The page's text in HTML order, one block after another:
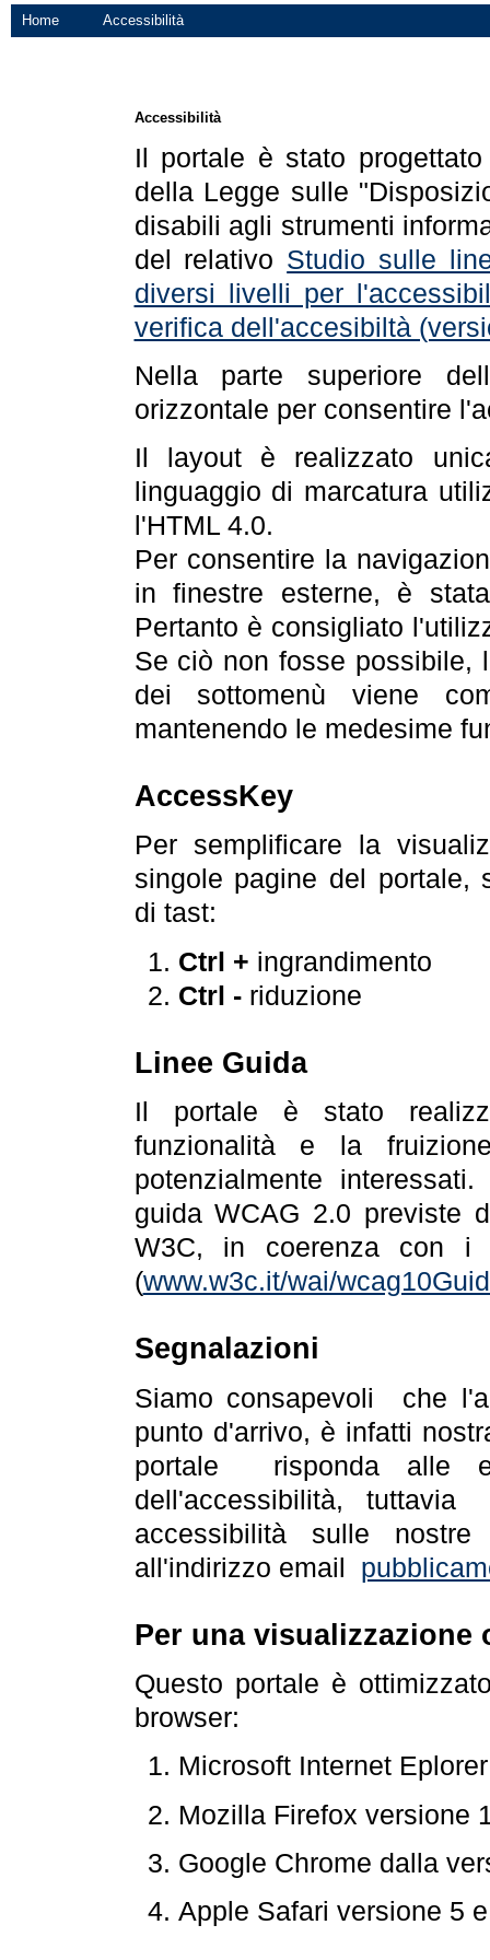
Home Accessibilità
Accessibilità
Il portale è stato
della Legge sulle
disabili agli strumenti
del relativo Studio sulle
diversi livelli per
verifica dell'accesibiltà
Nella parte superiore
orizzontale per consentire
Il layout è realizzato
linguaggio di marcatura
l'HTML 4.0.
Per consentire la
in finestre esterne, è
Pertanto è consigliato
Se ciò non fosse possibile,
dei sottomenù viene
mantenendo le medesime
AccessKey
Per semplificare la
singole pagine del portale,
di tast:
Ctrl + ingrandimento
Ctrl -riduzione
Linee Guida
Il portale è stato
funzionalità e la
potenzialmente
guida WCAG 2.0 previste
W3C, in coerenza con i
(www.w3c.it/wai/
Segnalazioni
Siamo consapevoli che
punto d'arrivo, è infatti
portale risponda alle
dell'accessibilità,
accessibilità sulle
all'indirizzo email
Per una visualizzazione
Questo portale è
browser:
Microsoft Internet
Mozilla Firefox versione
Google Chrome dalla
Apple Safari versione 5